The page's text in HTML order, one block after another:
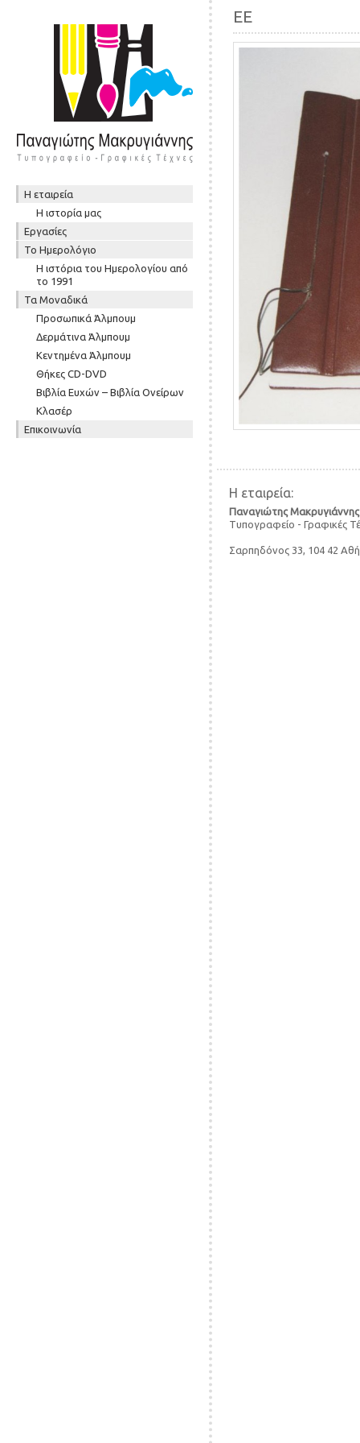
Μενού
Skip to content
Η εταιρεία
Η ιστορία μας
Εργασίες
To Ημερολόγιο
Η ιστόρια του Ημερολογίου από
το 1991
Τα Μοναδικά
Προσωπικά Άλμπουμ
Δερμάτινα Άλμπουμ
Κεντημένα Άλμπουμ
Θήκες CD-DVD
Βιβλία Ευχών – Βιβλία Ονείρων
Κλασέρ
Επικοινωνία
EE
Η εταιρεία:
Παναγιώτης Μακρυγιάννης
Τυπογραφείο - Γραφικές
Σαρπηδόνος 33, 104 42